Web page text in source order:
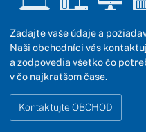
Zadajte vaše údaje a
Naši obchodníci vás
a zodpovedia všetko čo
v čo najkratšom čase.
Kontaktujte OBCHOD